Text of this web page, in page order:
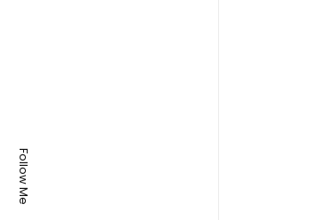
Follow Me